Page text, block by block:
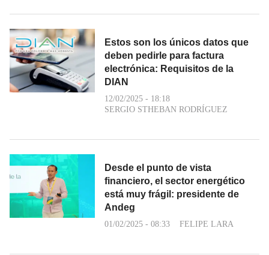
Estos son los únicos datos que
deben pedirle para factura
electrónica: Requisitos de la
DIAN
12/02/2025 - 18:18
SERGIO STHEBAN RODRÍGUEZ
Desde el punto de vista
financiero, el sector energético
está muy frágil: presidente de
Andeg
01/02/2025 - 08:33 FELIPE LARA